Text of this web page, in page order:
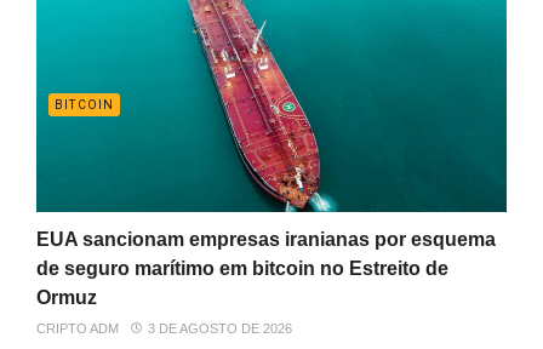
BITCOIN
EUA sancionam empresas iranianas por esquema
de seguro marítimo em bitcoin no Estreito de
Ormuz
CRIPTO ADM 3 DE AGOSTO DE 2026